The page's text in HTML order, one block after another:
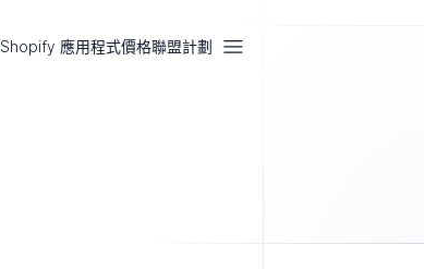
Shopify 應用程式價格聯盟計劃